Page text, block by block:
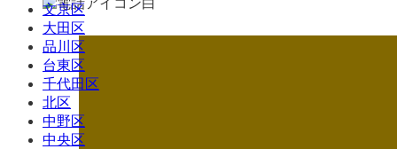
文京区
大田区
品川区
台東区
千代田区
北区
中野区
中央区